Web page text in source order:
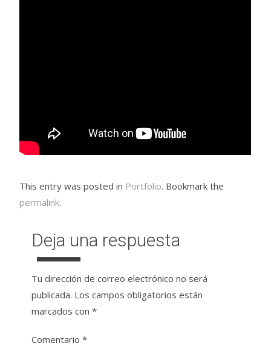
This entry was posted in Portfolio. Bookmark the
permalink.
Deja una respuesta
Tu dirección de correo electrónico no será
publicada. Los campos obligatorios están
marcados con*
Comentario*